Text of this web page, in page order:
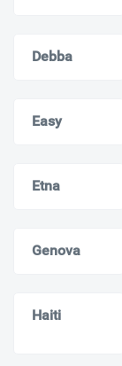
Debba
Easy
Etna
Genova
Haiti